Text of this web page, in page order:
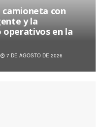
camioneta con
y la
en la
7 DE AGOSTO DE 2026